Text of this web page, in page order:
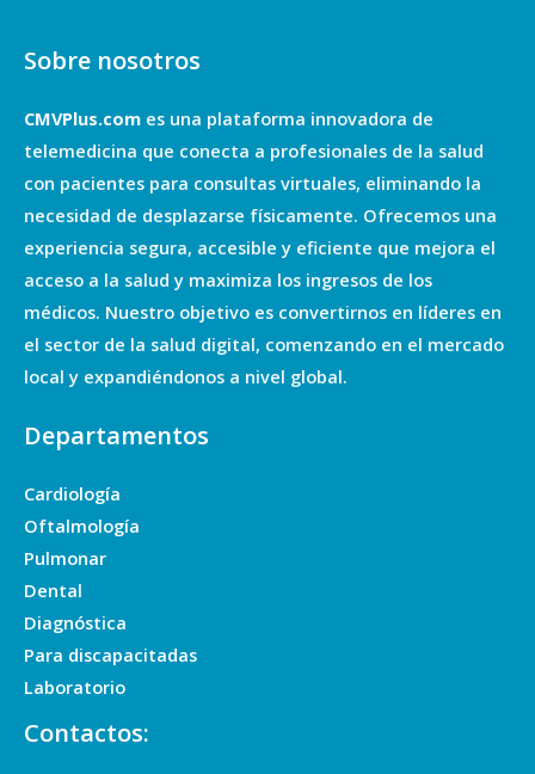
Sobre nosotros
CMVPlus.com es una plataforma innovadora de
telemedicina que conecta a profesionales de la salud
con pacientes para consultas virtuales, eliminando la
necesidad de desplazarse físicamente. Ofrecemos una
experiencia segura, accesible y eficiente que mejora el
acceso a la salud y maximiza los ingresos de los
médicos. Nuestro objetivo es convertirnos en líderes en
el sector de la salud digital, comenzando en el mercado
local y expandiéndonos a nivel global.
Departamentos
Cardiología
Oftalmología
Pulmonar
Dental
Diagnóstica
Para discapacitadas
Laboratorio
Contactos: